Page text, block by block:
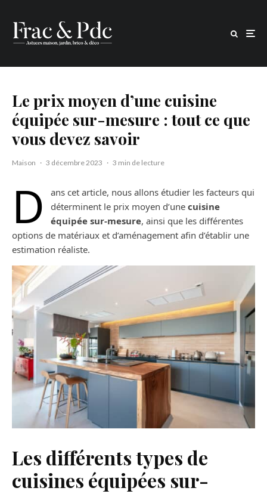
Le prix moyen d’une cuisine
équipée sur-mesure : tout ce que
vous devez savoir
Maison · 3 décembre 2023 · 3 min de lecture
D
ans cet article, nous allons étudier les facteurs qui
déterminent le prix moyen d’une cuisine
équipée sur-mesure, ainsi que les différentes
options de matériaux et d’aménagement afin d’établir une
estimation réaliste.
Les différents types de
cuisines équipées sur-